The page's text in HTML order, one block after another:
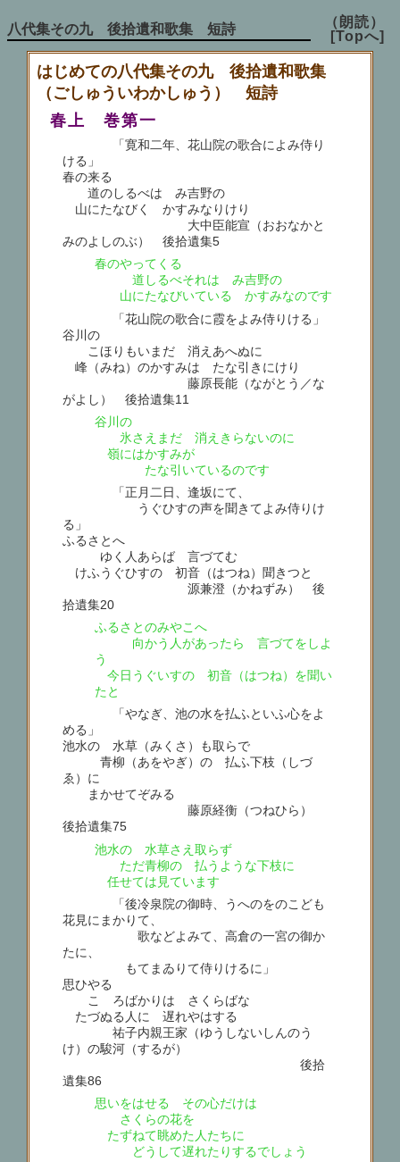
八代集その九 後拾遺和歌集 短詩
（朗読）
[Topへ]
はじめての八代集その九 後拾遺和歌集
（ごしゅういわかしゅう） 短詩
春上 巻第一
「寛和二年、花山院の歌合によみ侍り
ける」
春の来る
道のしるべは み吉野の
山にたなびく かすみなりけり
大中臣能宣（おおなかと
みのよしのぶ） 後拾遺集5
春のやってくる
道しるべそれは み吉野の
山にたなびいている かすみなのです
「花山院の歌合に霞をよみ侍りける」
谷川の
こほりもいまだ 消えあへぬに
峰（みね）のかすみは たな引きにけり
藤原長能（ながとう／な
がよし） 後拾遺集11
谷川の
氷さえまだ 消えきらないのに
嶺にはかすみが
たな引いているのです
「正月二日、逢坂にて、
うぐひすの声を聞きてよみ侍りけ
る」
ふるさとへ
ゆく人あらば 言づてむ
けふうぐひすの 初音（はつね）聞きつと
源兼澄（かねずみ） 後
拾遺集20
ふるさとのみやこへ
向かう人があったら 言づてをしよ
う
今日うぐいすの 初音（はつね）を聞い
たと
「やなぎ、池の水を払ふといふ心をよ
める」
池水の 水草（みくさ）も取らで
青柳（あをやぎ）の 払ふ下枝（しづ
ゑ）に
まかせてぞみる
藤原経衡（つねひら）
後拾遺集75
池水の 水草さえ取らず
ただ青柳の 払うような下枝に
任せては見ています
「後冷泉院の御時、うへのをのこども
花見にまかりて、
歌などよみて、高倉の一宮の御か
たに、
もてまゐりて侍りけるに」
思ひやる
こゝろばかりは さくらばな
たづぬる人に 遅れやはする
祐子内親王家（ゆうしないしんのう
け）の駿河（するが）
後拾
遺集86
思いをはせる その心だけは
さくらの花を
たずねて眺めた人たちに
どうして遅れたりするでしょう